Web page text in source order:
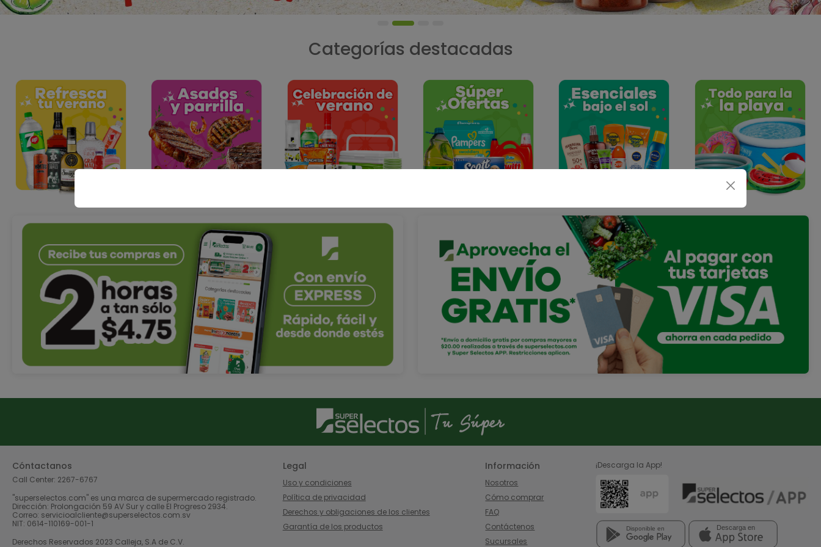
Categorías destacadas
Cóntactanos
Call Center: 2267-6767
"superselectos.com" es una marca de supermercado registrado.
Dirección: Prolongación 59 AV Sur y calle El Progreso 2934.
Correo: servicioalcliente@superselectos.com.sv
NIT: 0614-110169-001-1
Derechos Reservados 2023 Calleja, S.A de C.V.
Legal
Uso y condiciones
Política de privacidad
Derechos y obligaciones de los clientes
Garantía de los productos
Información
Nosotros
Cómo comprar
FAQ
Contáctenos
Sucursales
¡Descarga la App!